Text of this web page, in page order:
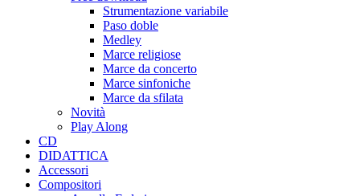
Strumentazione variabile
Paso doble
Medley
Marce religiose
Marce da concerto
Marce sinfoniche
Marce da sfilata
Novità
Play Along
CD
DIDATTICA
Accessori
Compositori